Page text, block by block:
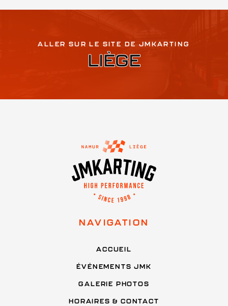
ALLER SUR LE SITE DE JMKARTING
LIÈGE
NAVIGATION
ACCUEIL
ÉVÉNEMENTS JMK
GALERIE PHOTOS
HORAIRES & CONTACT